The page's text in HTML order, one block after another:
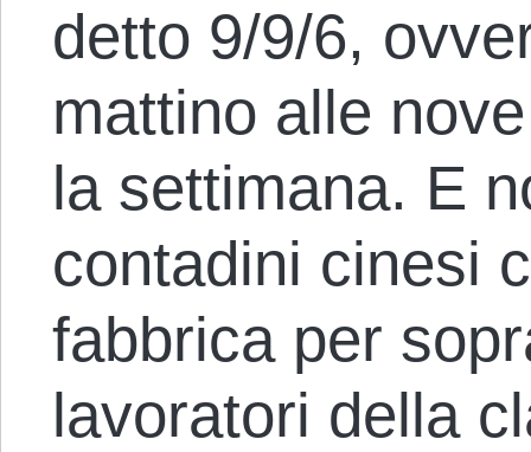
detto 9/9/6,
mattino alle
la settimana. E
contadini cinesi
fabbrica per
lavoratori della